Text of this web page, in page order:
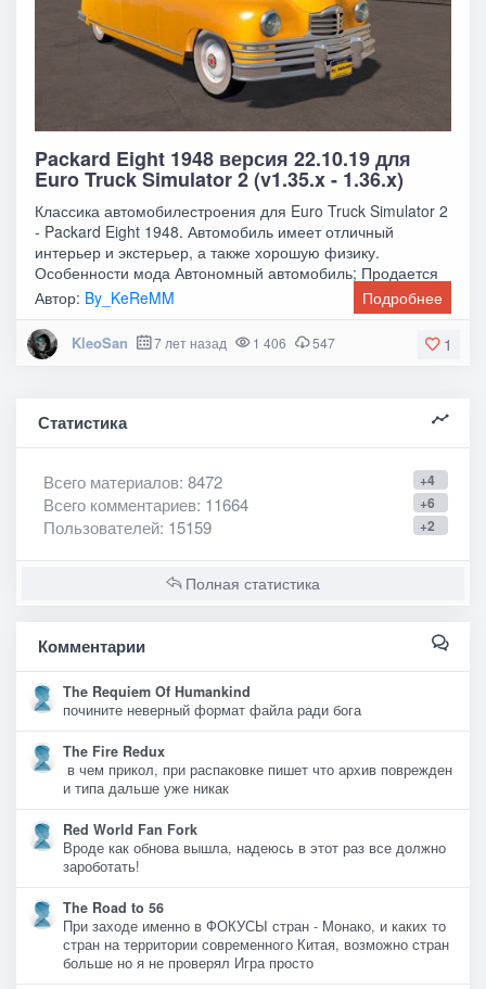
Packard Eight 1948 версия 22.10.19 для
Euro Truck Simulator 2 (v1.35.x - 1.36.x)
Классика автомобилестроения для Euro Truck Simulator 2
- Packard Eight 1948. Автомобиль имеет отличный
интерьер и экстерьер, а также хорошую физику.
Особенности мода Автономный автомобиль; Продается
Автор: By_KeReMM Подробнее
1
KleoSan 7 лет назад 1 406 547
Статистика
+4
Всего материалов: 8472
+6
Всего комментариев: 11664
+2
Пользователей: 15159
Полная статистика
Комментарии
The Requiem Of Humankind
почините неверный формат файла ради бога
The Fire Redux
в чем прикол, при распаковке пишет что архив поврежден
и типа дальше уже никак
Red World Fan Fork
Вроде как обнова вышла, надеюсь в этот раз все должно
зароботать!
The Road to 56
При заходе именно в ФОКУСЫ стран - Монако, и каких то
стран на территории современного Китая, возможно стран
больше но я не проверял Игра просто